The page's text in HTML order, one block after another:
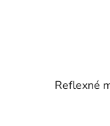
Reflexné